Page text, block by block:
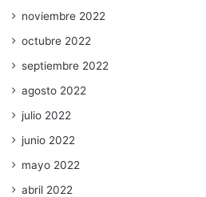
noviembre 2022
octubre 2022
septiembre 2022
agosto 2022
julio 2022
junio 2022
mayo 2022
abril 2022